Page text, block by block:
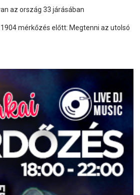
az ország 33 járásában
mérkőzés előtt: Megtenni az utolsó